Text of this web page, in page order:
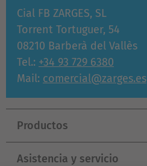
Cial FB ZARGES, SL
Torrent Tortuguer, 54
08210 Barberà del Vallès
Tel.: +34 93 729 6380
Mail: comercial@zarges.es
Productos
Asistencia y servicio